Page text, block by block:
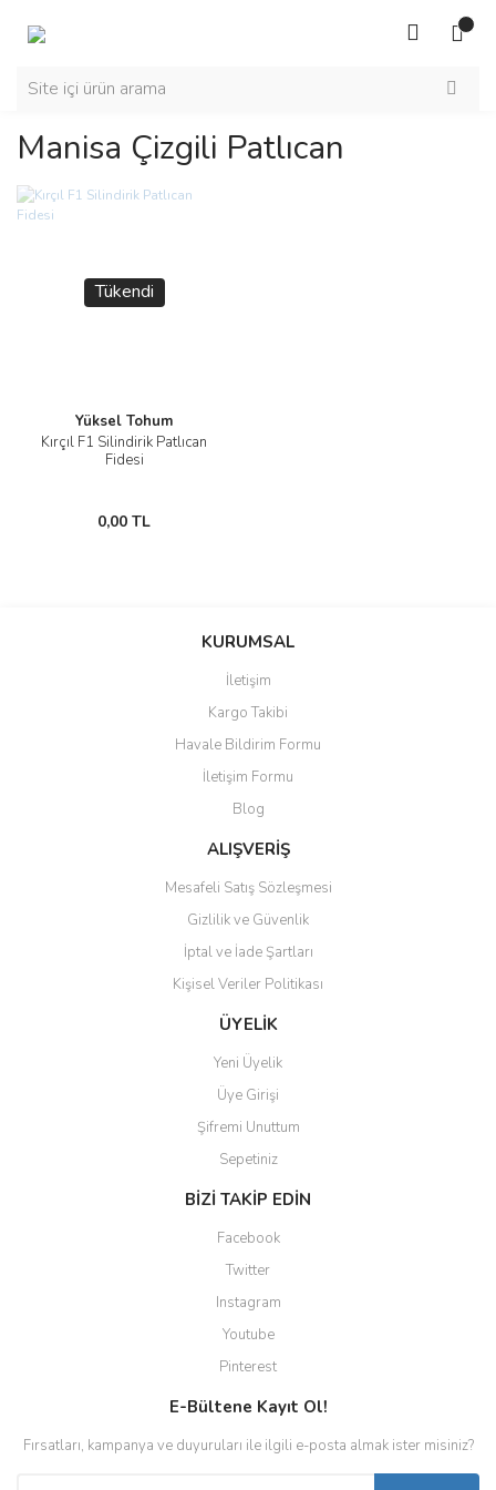
Manisa Çizgili Patlıcan
Tükendi
Yüksel Tohum
Kırçıl F1 Silindirik Patlıcan
Fidesi
0,00 TL
KURUMSAL
İletişim
Kargo Takibi
Havale Bildirim Formu
İletişim Formu
Blog
ALIŞVERİŞ
Mesafeli Satış Sözleşmesi
Gizlilik ve Güvenlik
İptal ve İade Şartları
Kişisel Veriler Politikası
ÜYELİK
Yeni Üyelik
Üye Girişi
Şifremi Unuttum
Sepetiniz
BİZİ TAKİP EDİN
Facebook
Twitter
Instagram
Youtube
Pinterest
E-Bültene Kayıt Ol!
Fırsatları, kampanya ve duyuruları ile ilgili e-posta almak ister misiniz?